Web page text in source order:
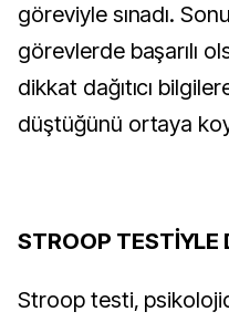
göreviyle sınadı.
görevlerde başarılı
dikkat dağıtıcı
düştüğünü ortaya
STROOP TESTİYLE
Stroop testi,